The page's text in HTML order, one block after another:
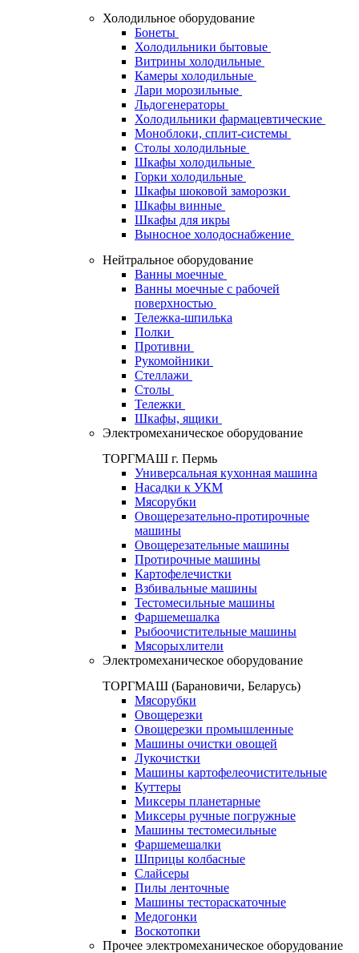
Холодильное оборудование
Бонеты
Холодильники бытовые
Витрины холодильные
Камеры холодильные
Лари морозильные
Льдогенераторы
Холодильники фармацевтические
Моноблоки, сплит-системы
Столы холодильные
Шкафы холодильные
Горки холодильные
Шкафы шоковой заморозки
Шкафы винные
Шкафы для икры
Выносное холодоснабжение
Нейтральное оборудование
Ванны моечные
Ванны моечные с рабочей
поверхностью
Тележка-шпилька
Полки
Противни
Рукомойники
Стеллажи
Столы
Тележки
Шкафы, ящики
Электромеханическое оборудование
ТОРГМАШ г. Пермь
Универсальная кухонная машина
Насадки к УКМ
Мясорубки
Овощерезательно-протирочные
машины
Овощерезательные машины
Протирочные машины
Картофелечистки
Взбивальные машины
Тестомесильные машины
Фаршемешалка
Рыбоочистительные машины
Мясорыхлители
Электромеханическое оборудование
ТОРГМАШ (Барановичи, Беларусь)
Мясорубки
Овощерезки
Овощерезки промышленные
Машины очистки овощей
Лукочистки
Машины картофелеочистительные
Куттеры
Миксеры планетарные
Миксеры ручные погружные
Машины тестомесильные
Фаршемешалки
Шприцы колбасные
Слайсеры
Пилы ленточные
Машины тестораскаточные
Медогонки
Воскотопки
Прочее электромеханическое оборудование